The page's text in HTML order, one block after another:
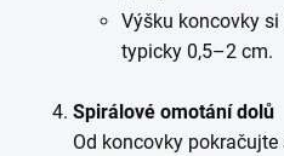
Výšku koncovky
typicky 0,5–2 cm.
Spirálové omotání dolů
Od koncovky